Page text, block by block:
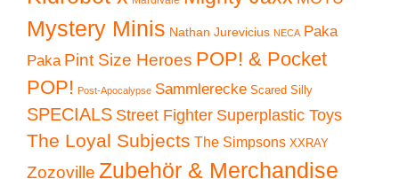
Mystery Minis Nathan Jurevicius NECA Paka
Paka Pint Size Heroes POP! & Pocket
POP! Post-Apocalypse Sammlerecke Scared Silly
SPECIALS Street Fighter Superplastic Toys
The Loyal Subjects The Simpsons XXRAY
Zozoville Zubehör & Merchandise